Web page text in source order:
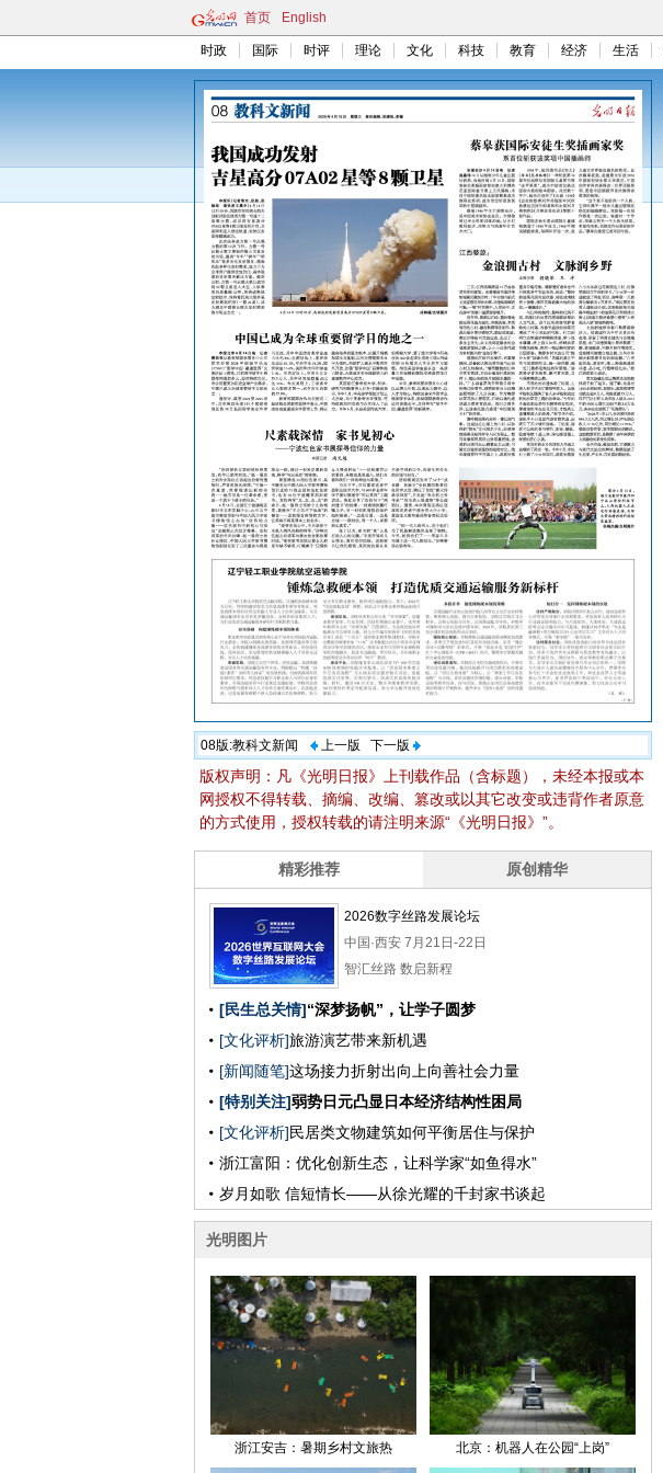
首页 English
时政 国际 时评 理论 文化 科技 教育 经济 生活
08版:教科文新闻 上一版 下一版
版权声明：凡《光明日报》上刊载作品（含标题），未经本报或本
网授权不得转载、摘编、改编、篡改或以其它改变或违背作者原意
的方式使用，授权转载的请注明来源“《光明日报》”。